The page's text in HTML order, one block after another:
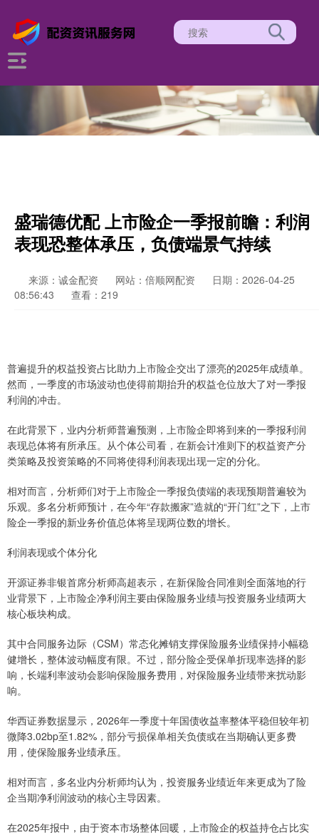
盛瑞德优配 上市险企一季报前瞻：利润
表现恐整体承压，负债端景气持续
来源：诚金配资 网站：倍顺网配资
日期：2026-04-25
08:56:43
查看：219
普遍提升的权益投资占比助力上市险企交出了漂亮的2025年成绩单。
然而，一季度的市场波动也使得前期抬升的权益仓位放大了对一季报
利润的冲击。
在此背景下，业内分析师普遍预测，上市险企即将到来的一季报利润
表现总体将有所承压。从个体公司看，在新会计准则下的权益资产分
类策略及投资策略的不同将使得利润表现出现一定的分化。
相对而言，分析师们对于上市险企一季报负债端的表现预期普遍较为
乐观。多名分析师预计，在今年“存款搬家”造就的“开门红”之下，上市
险企一季报的新业务价值总体将呈现两位数的增长。
利润表现或个体分化
开源证券非银首席分析师高超表示，在新保险合同准则全面落地的行
业背景下，上市险企净利润主要由保险服务业绩与投资服务业绩两大
核心板块构成。
其中合同服务边际（CSM）常态化摊销支撑保险服务业绩保持小幅稳
健增长，整体波动幅度有限。不过，部分险企受保单折现率选择的影
响，长端利率波动会影响保险服务费用，对保险服务业绩带来扰动影
响。
华西证券数据显示，2026年一季度十年国债收益率整体平稳但较年初
微降3.02bp至1.82%，部分亏损保单相关负债或在当期确认更多费
用，使保险服务业绩承压。
相对而言，多名业内分析师均认为，投资服务业绩近年来更成为了险
企当期净利润波动的核心主导因素。
在2025年报中，由于资本市场整体回暖，上市险企的权益持仓占比实